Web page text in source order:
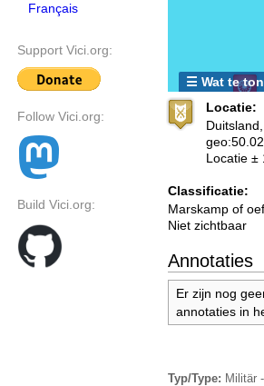
Français
Support Vici.org:
Follow Vici.org:
Build Vici.org:
☰ Wat te
Locatie:
Locatie ±
Classificatie:
Marskamp of
Niet zichtbaar
Annotaties
Er zijn nog
annotaties in
Typ/Type: Militär